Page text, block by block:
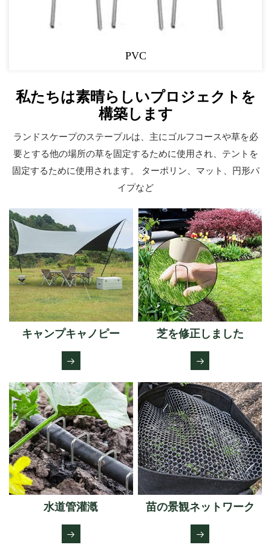
PVC
私たちは素晴らしいプロジェクトを
構築します
ランドスケープのステープルは、主にゴルフコースや草を必
要とする他の場所の草を固定するために使用され、テントを
固定するために使用されます。 ターポリン、マット、円形パ
イプなど
キャンプキャノピー 芝を修正しました
水道管灌漑 苗の景観ネットワーク